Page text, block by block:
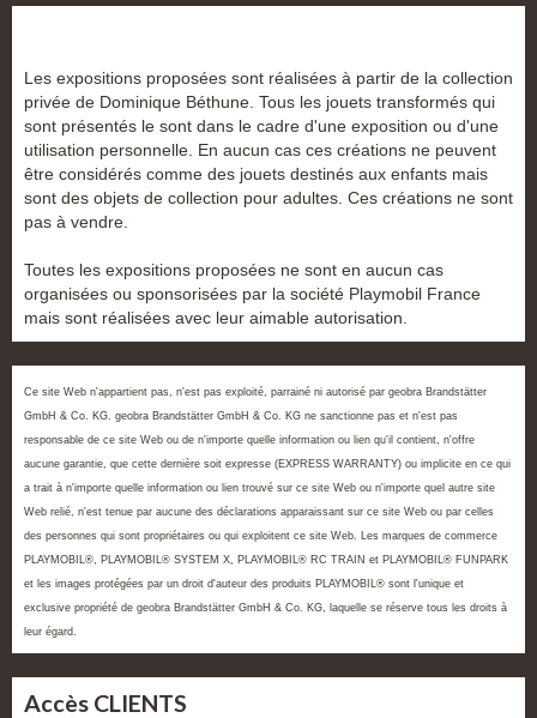
Les expositions proposées sont réalisées à partir de la collection
privée de Dominique Béthune. Tous les jouets transformés qui
sont présentés le sont dans le cadre d'une exposition ou d'une
utilisation personnelle. En aucun cas ces créations ne peuvent
être considérés comme des jouets destinés aux enfants mais
sont des objets de collection pour adultes. Ces créations ne sont
pas à vendre.
Toutes les expositions proposées ne sont en aucun cas
organisées ou sponsorisées par la société Playmobil France
mais sont réalisées avec leur aimable autorisation.
Ce site Web n'appartient pas, n'est pas exploité, parrainé ni autorisé par geobra Brandstätter
GmbH & Co. KG. geobra Brandstätter GmbH & Co. KG ne sanctionne pas et n'est pas
responsable de ce site Web ou de n'importe quelle information ou lien qu'il contient, n'offre
aucune garantie, que cette dernière soit expresse (EXPRESS WARRANTY) ou implicite en ce qui
a trait à n'importe quelle information ou lien trouvé sur ce site Web ou n'importe quel autre site
Web relié, n'est tenue par aucune des déclarations apparaissant sur ce site Web ou par celles
des personnes qui sont propriétaires ou qui exploitent ce site Web. Les marques de commerce
PLAYMOBIL®, PLAYMOBIL® SYSTEM X, PLAYMOBIL® RC TRAIN et PLAYMOBIL® FUNPARK
et les images protégées par un droit d'auteur des produits PLAYMOBIL® sont l'unique et
exclusive propriété de geobra Brandstätter GmbH & Co. KG, laquelle se réserve tous les droits à
leur égard.
Accès CLIENTS